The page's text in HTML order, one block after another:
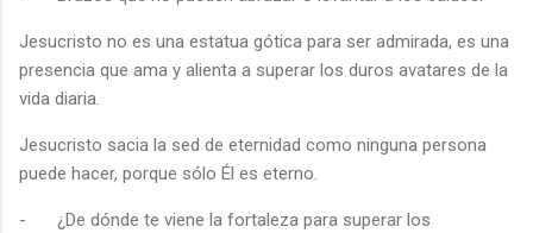
Jesucristo no es una estatua gótica para ser admirada, es una
presencia que ama y alienta a superar los duros avatares de la
vida diaria.
Jesucristo sacia la sed de eternidad como ninguna persona
puede hacer, porque sólo Él es eterno.
-
¿De dónde te viene la fortaleza para superar los